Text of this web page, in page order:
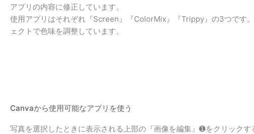
アプリの内容に修正しています。
使用アプリはそれぞれ『Screen』『ColorMix』『Trippy』の3つです
ェクトで色味を調整しています。
Canvaから使用可能なアプリを使う
写真を選択したときに表示される上部の『画像を編集』➊をクリック